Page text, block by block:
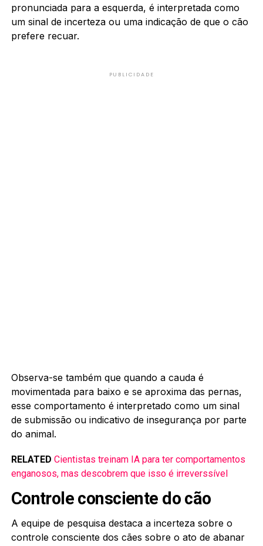
pronunciada para a esquerda, é interpretada como
um sinal de incerteza ou uma indicação de que o cão
prefere recuar.
PUBLICIDADE
Observa-se também que quando a cauda é
movimentada para baixo e se aproxima das pernas,
esse comportamento é interpretado como um sinal
de submissão ou indicativo de insegurança por parte
do animal.
RELATED Cientistas treinam IA para ter comportamentos
enganosos, mas descobrem que isso é irreverssível
Controle consciente do cão
A equipe de pesquisa destaca a incerteza sobre o
controle consciente dos cães sobre o ato de abanar